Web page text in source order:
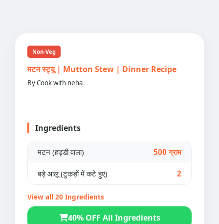
Non-Veg
मटन स्ट्यू | Mutton Stew | Dinner Recipe
By Cook with neha
Ingredients
मटन (हड्डी वाला) 500 ग्राम
बड़े आलू (टुकड़ों में कटे हुए) 2
View all 20 Ingredients
40% OFF All Ingredients